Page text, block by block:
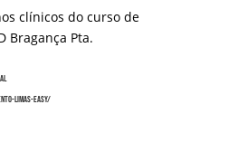
clínicos do curso de
Bragança Pta.
limas-easy/